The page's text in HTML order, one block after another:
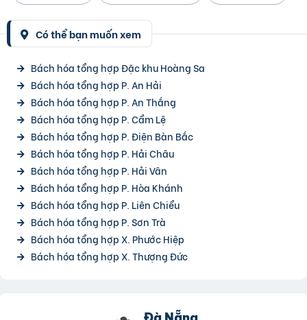
Có thể bạn muốn xem
Bách hóa tổng hợp Đặc khu Hoàng Sa
Bách hóa tổng hợp P. An Hải
Bách hóa tổng hợp P. An Thắng
Bách hóa tổng hợp P. Cẩm Lệ
Bách hóa tổng hợp P. Điện Bàn Bắc
Bách hóa tổng hợp P. Hải Châu
Bách hóa tổng hợp P. Hải Vân
Bách hóa tổng hợp P. Hòa Khánh
Bách hóa tổng hợp P. Liên Chiểu
Bách hóa tổng hợp P. Sơn Trà
Bách hóa tổng hợp X. Phước Hiệp
Bách hóa tổng hợp X. Thượng Đức